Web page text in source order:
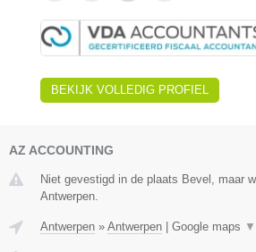
BEKIJK VOLLEDIG PROFIEL
AZ ACCOUNTING
Niet gevestigd in de plaats Bevel, maar
Antwerpen.
Antwerpen » Antwerpen Google maps ▼